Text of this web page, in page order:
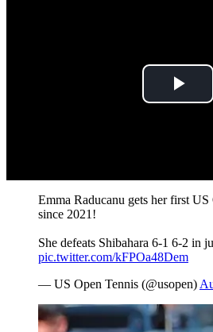
Play
Emma Raducanu gets her first
since 2021!
She defeats Shibahara 6-1 6-2 in
pic.twitter.com/kFPOa48Dem
— US Open Tennis (@usopen)